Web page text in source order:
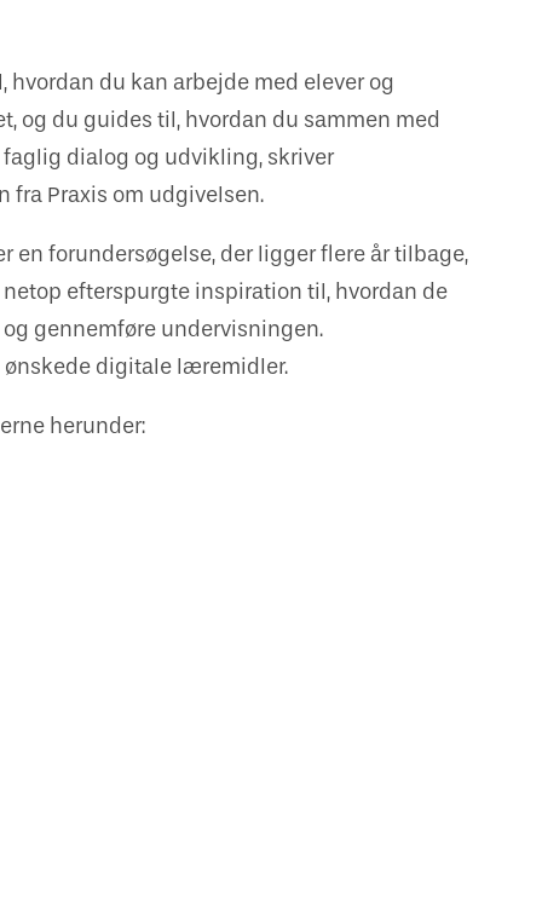
du kan arbejde med elever og
du guides til, hvordan du sammen med
dialog og udvikling, skriver
fra Praxis om udgivelsen.
en forundersøgelse, der ligger flere år tilbage,
efterspurgte inspiration til, hvordan de
gennemføre undervisningen.
ønskede digitale læremidler.
herunder: